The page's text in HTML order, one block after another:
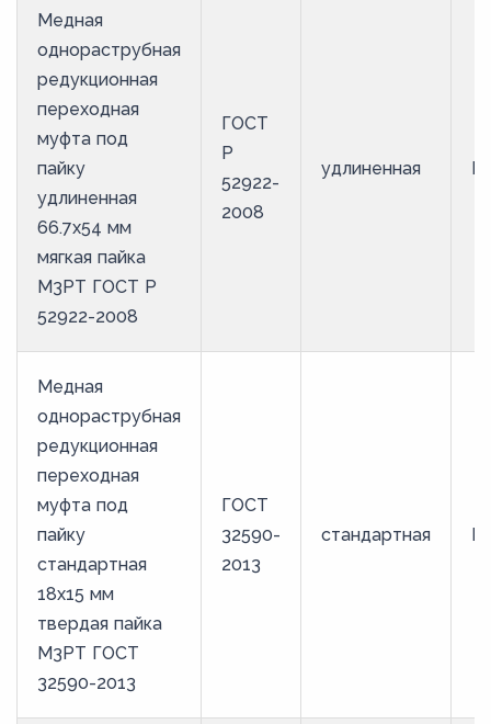
Медная
однораструбная
редукционная
переходная
муфта под
пайку
удлиненная
66.7х54 мм
мягкая пайка
М3РТ ГОСТ Р
52922-2008
ГОСТ
Р
52922-
2008
удлиненная
Медная
однораструбная
редукционная
переходная
муфта под
пайку
стандартная
18х15 мм
твердая пайка
М3РТ ГОСТ
32590-2013
ГОСТ
32590-
2013
стандартная